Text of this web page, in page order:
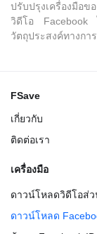
ปรับปรุงเครื่องมือข
วิดีโอ Facebook
วัตถุประสงค์ทางกา
FSave
เกี่ยวกับ
ติดต่อเรา
เครื่องมือ
ดาวน์โหลดวิดีโอส่
ดาวน์โหลด